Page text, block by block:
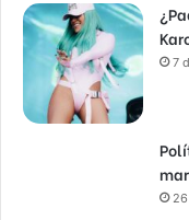
7